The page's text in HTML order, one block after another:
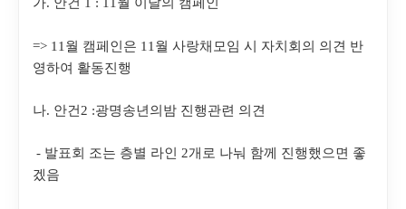
가. 안건 1 : 11월 이달의 캠페인
=> 11 월 캠페인은 11 월 사랑채모임 시 자치회의 의견 반
영하여 활동진행
나. 안건 2 :광명송년의밤 진행관련 의견
- 발표회 조는 층별 라인 2개로 나눠 함께 진행했으면 좋
겠음